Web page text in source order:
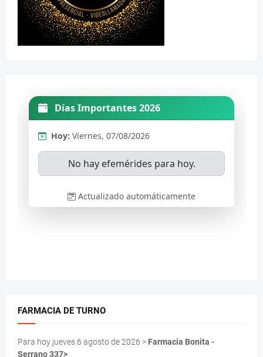
FARMACIA DE TURNO
Para hoy jueves 6 agosto de 2026 > Farmacia Bonita -
Serrano 337>